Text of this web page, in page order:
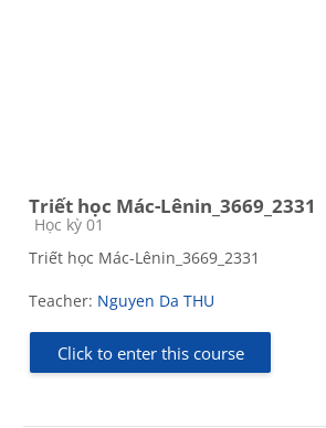
Triết học Mác-Lênin_3669_2331
Course category
Học kỳ 01
Triết học Mác-Lênin_3669_2331
Teacher: Nguyen Da THU
Click to enter this course